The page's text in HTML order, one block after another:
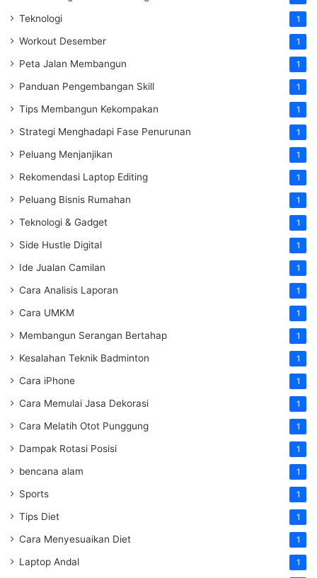
Teknologi 1
Workout Desember 1
Peta Jalan Membangun 1
Panduan Pengembangan Skill 1
Tips Membangun Kekompakan 1
Strategi Menghadapi Fase Penurunan 1
Peluang Menjanjikan 1
Rekomendasi Laptop Editing 1
Peluang Bisnis Rumahan 1
Teknologi & Gadget 1
Side Hustle Digital 1
Ide Jualan Camilan 1
Cara Analisis Laporan 1
Cara UMKM 1
Membangun Serangan Bertahap 1
Kesalahan Teknik Badminton 1
Cara iPhone 1
Cara Memulai Jasa Dekorasi 1
Cara Melatih Otot Punggung 1
Dampak Rotasi Posisi 1
bencana alam 1
Sports 1
Tips Diet 1
Cara Menyesuaikan Diet 1
Laptop Andal 1